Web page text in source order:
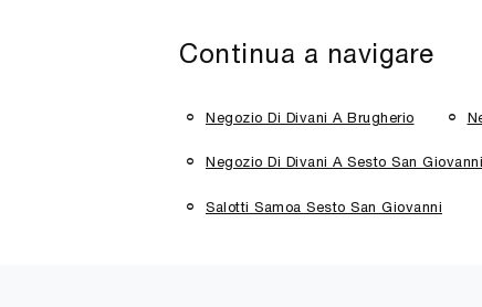
Continua a navigare
Negozio Di Divani A Brugherio
Negozio Di Divani A Sesto San Giovanni
Salotti Samoa Sesto San Giovanni